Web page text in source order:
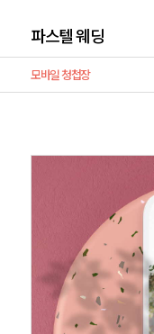
파스텔 웨딩
모바일 청첩장